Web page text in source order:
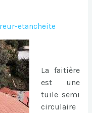
etancheite
La faitière
est une
tuile semi
circulaire